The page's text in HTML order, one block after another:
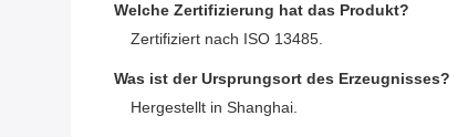
Welche Zertifizierung hat das Produkt?
Zertifiziert nach ISO 13485.
Was ist der Ursprungsort des Erzeugnisses?
Hergestellt in Shanghai.